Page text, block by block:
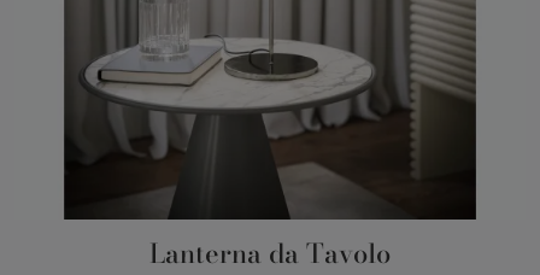
Lanterna da Tavolo